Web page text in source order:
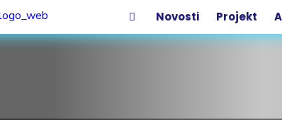
Novosti Projekt